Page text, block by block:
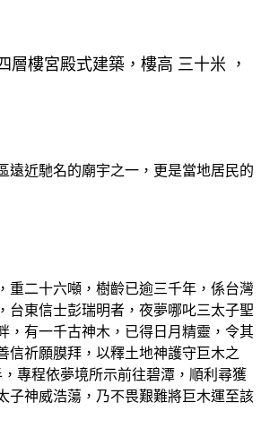
層樓宮殿式建築，樓高 三十米 ，
遠近馳名的廟宇之一，更是當地居民的
重二十六噸，樹齡已逾三千年，係台灣
台東信士彭瑞明者，夜夢哪叱三太子聖
，有一千古神木，已得日月精靈，令其
信祈願膜拜，以釋土地神護守巨木之
專程依夢境所示前往碧潭，順利尋獲
子神威浩蕩，乃不畏艱難將巨木運至該